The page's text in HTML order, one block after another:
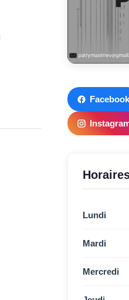
Facebook
Lundi
Mardi
Mercredi